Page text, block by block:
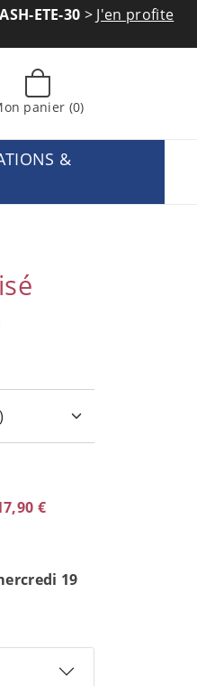
ETE-30 > J'en profite
panier (0)
&
€
19